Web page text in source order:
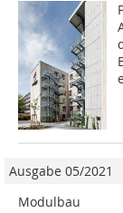
Ausgabe 05/2021
Modulbau